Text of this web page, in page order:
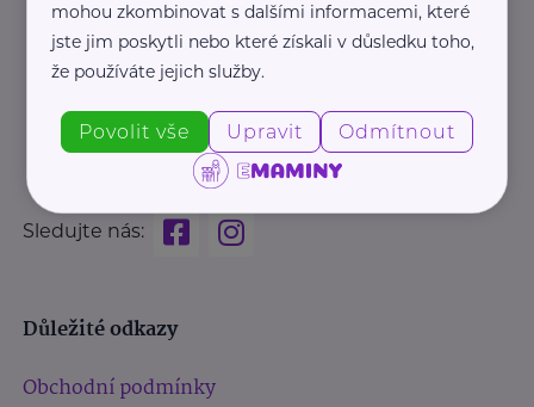
Sledujte nás:
Důležité odkazy
Obchodní podmínky
mohou zkombinovat s dalšími informacemi, které
jste jim poskytli nebo které získali v důsledku toho,
že používáte jejich služby.
Povolit vše Upravit Odmítnout